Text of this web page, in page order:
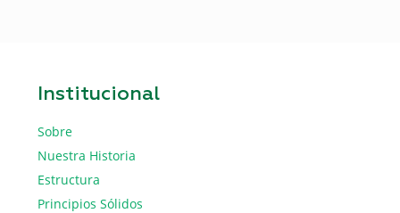
Institucional
Sobre
Nuestra Historia
Estructura
Principios Sólidos